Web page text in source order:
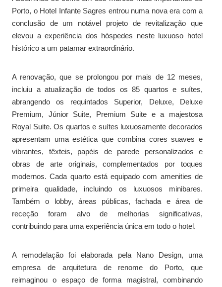
Porto, o Hotel Infante Sagres entrou numa nova era com a
conclusão de um notável projeto de revitalização que
elevou a experiência dos hóspedes neste luxuoso hotel
histórico a um patamar extraordinário.
A renovação, que se prolongou por mais de 12 meses,
incluiu a atualização de todos os 85 quartos e suítes,
abrangendo os requintados Superior, Deluxe, Deluxe
Premium, Júnior Suite, Premium Suite e a majestosa
Royal Suite. Os quartos e suítes luxuosamente decorados
apresentam uma estética que combina cores suaves e
vibrantes, têxteis, papéis de parede personalizados e
obras de arte originais, complementados por toques
modernos. Cada quarto está equipado com amenities de
primeira qualidade, incluindo os luxuosos minibares.
Também o lobby, áreas públicas, fachada e área de
receção foram alvo de melhorias significativas,
contribuindo para uma experiência única em todo o hotel.
A remodelação foi elaborada pela Nano Design, uma
empresa de arquitetura de renome do Porto, que
reimaginou o espaço de forma magistral, combinando